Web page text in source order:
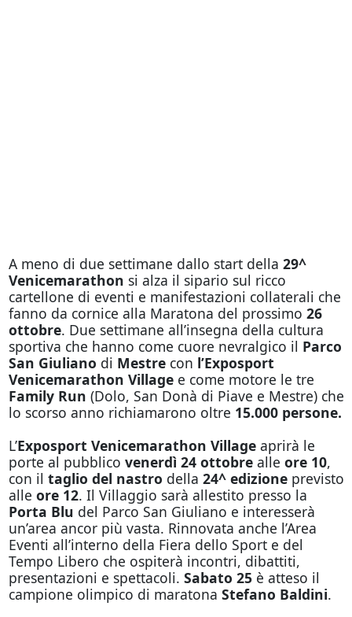
A meno di due settimane dallo start della 29^
Venicemarathon si alza il sipario sul ricco
cartellone di eventi e manifestazioni collaterali che
fanno da cornice alla Maratona del prossimo 26
ottobre. Due settimane all’insegna della cultura
sportiva che hanno come cuore nevralgico il Parco
San Giuliano di Mestrecon l’Exposport
Venicemarathon Villagee come motore le tre
Family Run (Dolo, San Donà di Piave e Mestre) che
lo scorso anno richiamarono oltre 15.000 persone.
L’Exposport Venicemarathon Village aprirà le
porte al pubblico venerdì 24 ottobrealle ore 10,
con il taglio del nastro della 24^ edizioneprevisto
alle ore 12. Il Villaggio sarà allestito presso la
Porta Blu del Parco San Giuliano e interesserà
un’area ancor più vasta. Rinnovata anche l’Area
Eventi all’interno della Fiera dello Sport e del
Tempo Libero che ospiterà incontri, dibattiti,
presentazioni e spettacoli. Sabato 25è atteso il
campione olimpico di maratona Stefano Baldini.